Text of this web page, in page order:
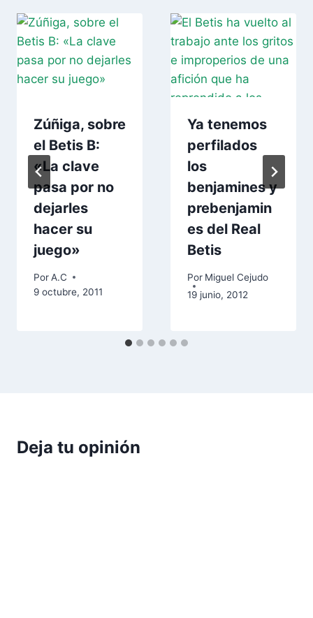
Zúñiga, sobre
el Betis B:
«La clave
pasa por no
dejarles
hacer su
juego»
PorA.C
9 octubre, 2011
Ya tenemos
perfilados
los
benjamines y
prebenjamin
es del Real
Betis
Por Miguel Cejudo
19 junio, 2012
Deja tu opinión